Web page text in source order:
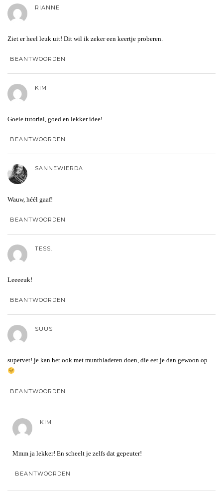
RIANNE
Ziet er heel leuk uit! Dit wil ik zeker een keertje proberen.
BEANTWOORDEN
KIM
Goeie tutorial, goed en lekker idee!
BEANTWOORDEN
SANNEWIERDA
Wauw, héél gaaf!
BEANTWOORDEN
TESS.
Leeeeuk!
BEANTWOORDEN
SUUS
supervet! je kan het ook met muntbladeren doen, die eet je dan gewoon op
BEANTWOORDEN
KIM
Mmm ja lekker! En scheelt je zelfs dat gepeuter!
BEANTWOORDEN